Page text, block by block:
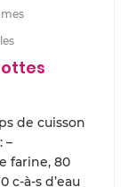
de cuisson
–
farine, 80
c-à-s d’eau